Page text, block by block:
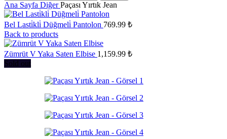
Ana Sayfa DiğerPaçası Yırtık Jean
Bel Lasti̇kli̇ Düğmeli̇ Pantolon 769.99 ₺
Back to products
Zümrüt V Yaka Saten Elbise 1,159.99 ₺
Sold out